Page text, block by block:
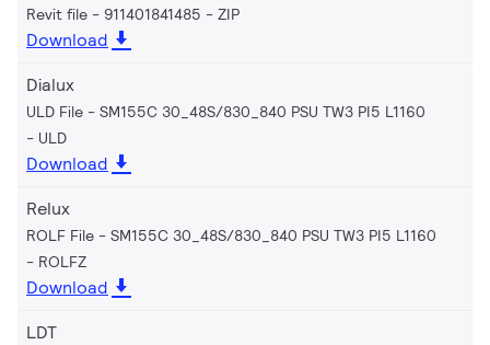
Revit file - 911401841485 ZIP
Download
Dialux
ULD File - SM155C 30_48S/830_840 PSU TW3 PI5 L1160
ULD
Download
Relux
ROLF File - SM155C 30_48S/830_840 PSU TW3 PI5 L1160
ROLFZ
Download
LDT